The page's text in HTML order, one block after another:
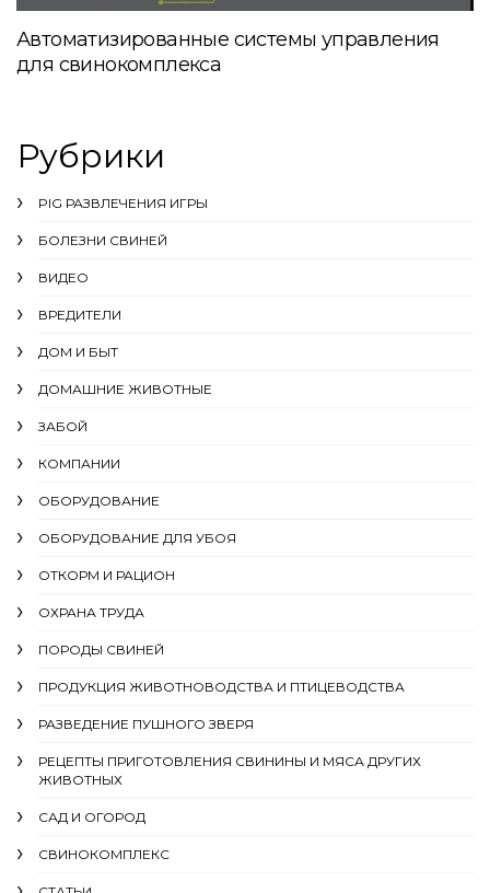
Автоматизированные системы управления
для свинокомплекса
Рубрики
PIG РАЗВЛЕЧЕНИЯ ИГРЫ
БОЛЕЗНИ СВИНЕЙ
ВИДЕО
ВРЕДИТЕЛИ
ДОМ И БЫТ
ДОМАШНИЕ ЖИВОТНЫЕ
ЗАБОЙ
КОМПАНИИ
ОБОРУДОВАНИЕ
ОБОРУДОВАНИЕ ДЛЯ УБОЯ
ОТКОРМ И РАЦИОН
ОХРАНА ТРУДА
ПОРОДЫ СВИНЕЙ
ПРОДУКЦИЯ ЖИВОТНОВОДСТВА И ПТИЦЕВОДСТВА
РАЗВЕДЕНИЕ ПУШНОГО ЗВЕРЯ
РЕЦЕПТЫ ПРИГОТОВЛЕНИЯ СВИНИНЫ И МЯСА ДРУГИХ
ЖИВОТНЫХ
САД И ОГОРОД
СВИНОКОМПЛЕКС